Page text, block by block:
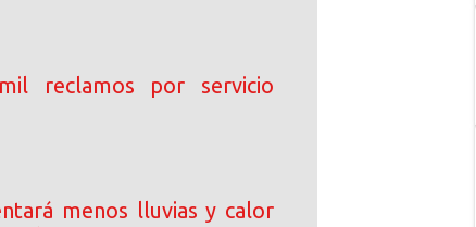
reclamos por servicio
menos lluvias y calor